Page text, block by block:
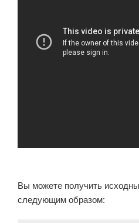
Вы можете получить
следующим образом: